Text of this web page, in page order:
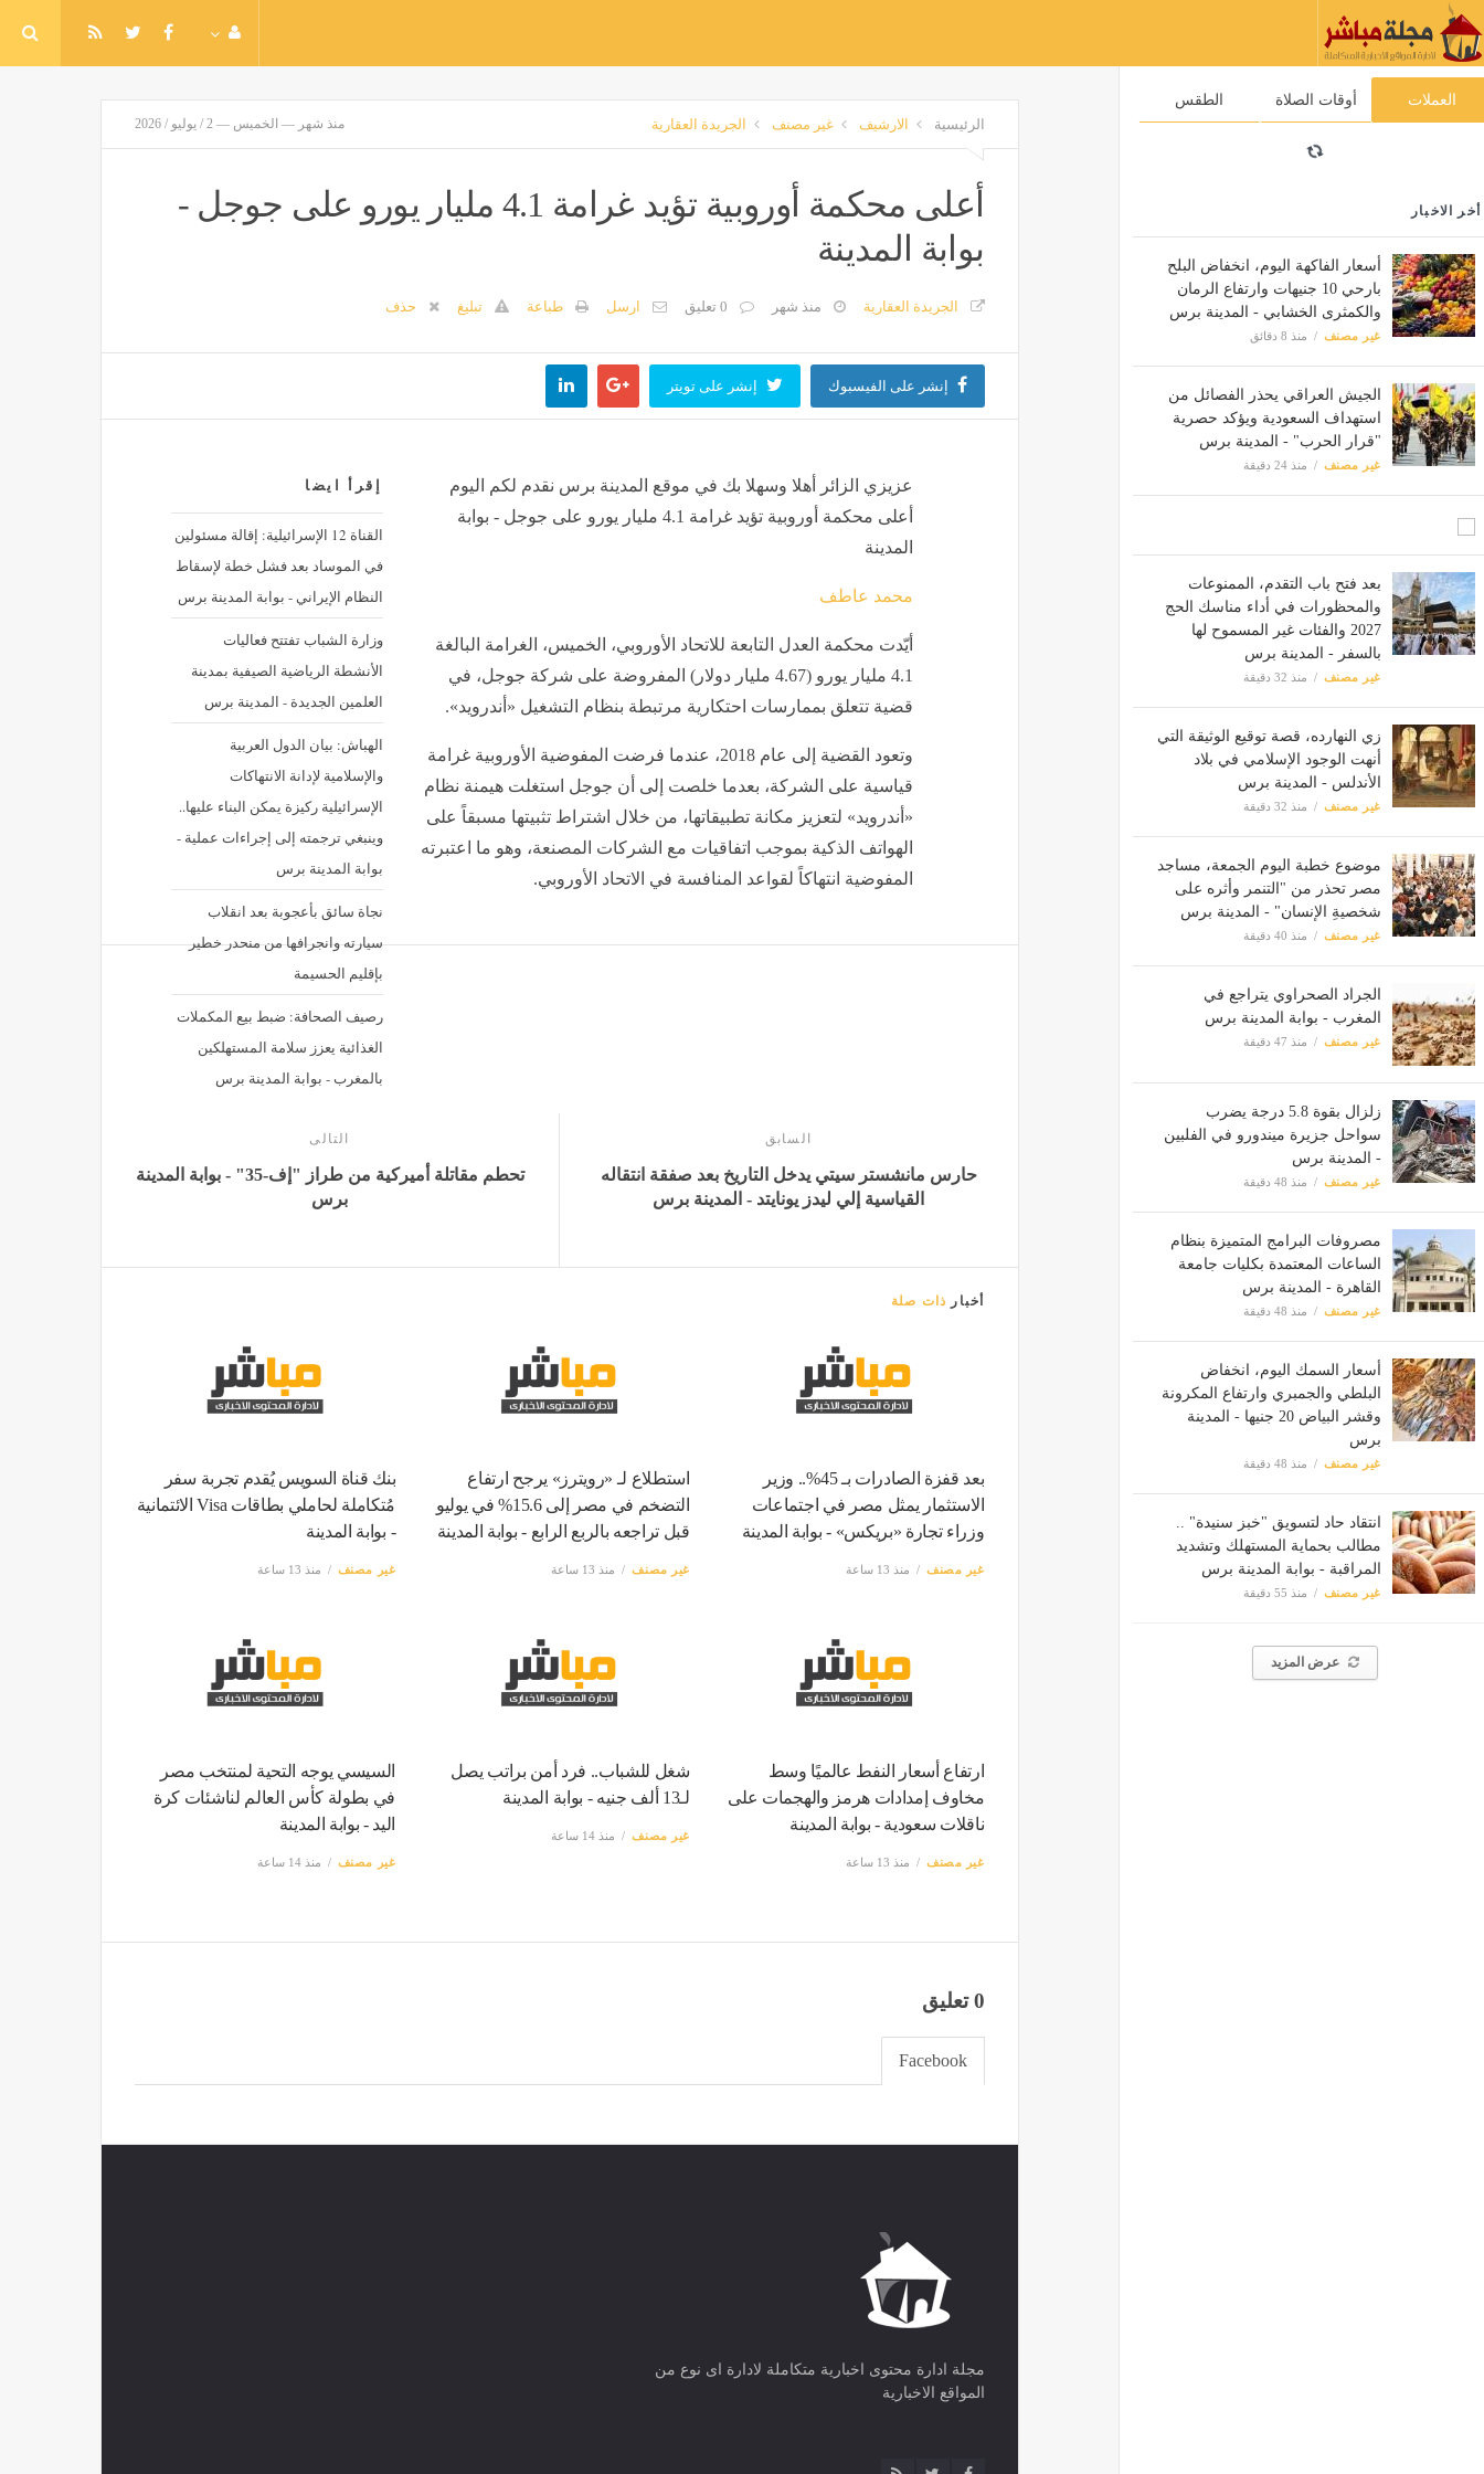
العملات أوقات الصلاة الطقس
أخر الاخبار
أسعار الفاكهة اليوم، انخفاض البلح
بارحي 10 جنيهات وارتفاع الرمان
والكمثرى الخشابي - المدينة برس
غير مصنف منذ 8 دقائق
الجيش العراقي يحذر الفصائل من
استهداف السعودية ويؤكد حصرية
"قرار الحرب" - المدينة برس
غير مصنف منذ 24 دقيقة
بعد فتح باب التقدم، الممنوعات
والمحظورات في أداء مناسك الحج
2027 والفئات غير المسموح لها
بالسفر - المدينة برس
غير مصنف منذ 32 دقيقة
زي النهارده، قصة توقيع الوثيقة التي
أنهت الوجود الإسلامي في بلاد
الأندلس - المدينة برس
غير مصنف منذ 32 دقيقة
موضوع خطبة اليوم الجمعة، مساجد
مصر تحذر من "التنمر وأثره على
شخصيةِ الإنسان" - المدينة برس
غير مصنف منذ 40 دقيقة
الجراد الصحراوي يتراجع في
المغرب - بوابة المدينة برس
غير مصنف منذ 47 دقيقة
زلزال بقوة 5.8 درجة يضرب
سواحل جزيرة ميندورو في الفلبين
- المدينة برس
غير مصنف منذ 48 دقيقة
مصروفات البرامج المتميزة بنظام
الساعات المعتمدة بكليات جامعة
القاهرة - المدينة برس
غير مصنف منذ 48 دقيقة
أسعار السمك اليوم، انخفاض
البلطي والجمبري وارتفاع المكرونة
وقشر البياض 20 جنيها - المدينة
برس
غير مصنف منذ 48 دقيقة
انتقاد حاد لتسويق "خبز سنيدة" ..
مطالب بحماية المستهلك وتشديد
المراقبة - بوابة المدينة برس
غير مصنف منذ 55 دقيقة
عرض المزيد
الرئيسية الارشيف غير مصنف الجريدة العقارية منذ شهر — الخميس — 2 / يوليو / 2026
أعلى محكمة أوروبية تؤيد غرامة 4.1 مليار يورو على جوجل -
بوابة المدينة
الجريدة العقارية منذ شهر 0 تعليق ارسل طباعة تبليغ حذف
إنشر على الفيسبوك إنشر على تويتر
إقرأ ايضا
القناة 12 الإسرائيلية: إقالة مسئولين
في الموساد بعد فشل خطة لإسقاط
النظام الإيراني - بوابة المدينة برس
وزارة الشباب تفتتح فعاليات
الأنشطة الرياضية الصيفية بمدينة
العلمين الجديدة - المدينة برس
الهباش: بيان الدول العربية
والإسلامية لإدانة الانتهاكات
الإسرائيلية ركيزة يمكن البناء عليها..
وينبغي ترجمته إلى إجراءات عملية -
بوابة المدينة برس
نجاة سائق بأعجوبة بعد انقلاب
سيارته وانجرافها من منحدر خطير
بإقليم الحسيمة
رصيف الصحافة: ضبط بيع المكملات
الغذائية يعزز سلامة المستهلكين
بالمغرب - بوابة المدينة برس
عزيزي الزائر أهلا وسهلا بك في موقع المدينة برس نقدم لكم اليوم
أعلى محكمة أوروبية تؤيد غرامة 4.1 مليار يورو على جوجل - بوابة
المدينة
محمد عاطف
أيّدت محكمة العدل التابعة للاتحاد الأوروبي، الخميس، الغرامة البالغة
4.1 مليار يورو (4.67 مليار دولار) المفروضة على شركة جوجل، في
قضية تتعلق بممارسات احتكارية مرتبطة بنظام التشغيل «أندرويد».
وتعود القضية إلى عام 2018، عندما فرضت المفوضية الأوروبية غرامة
قياسية على الشركة، بعدما خلصت إلى أن جوجل استغلت هيمنة نظام
«أندرويد» لتعزيز مكانة تطبيقاتها، من خلال اشتراط تثبيتها مسبقاً على
الهواتف الذكية بموجب اتفاقيات مع الشركات المصنعة، وهو ما اعتبرته
المفوضية انتهاكاً لقواعد المنافسة في الاتحاد الأوروبي.
السابق
حارس مانشستر سيتي يدخل التاريخ بعد صفقة انتقاله
القياسية إلي ليدز يونايتد - المدينة برس
التالى
تحطم مقاتلة أميركية من طراز "إف-35" - بوابة المدينة
برس
أخبار ذات صلة
بعد قفزة الصادرات بـ 45%.. وزير
الاستثمار يمثل مصر في اجتماعات
وزراء تجارة «بريكس» - بوابة المدينة
غير مصنف منذ 13 ساعة
استطلاع لـ «رويترز» يرجح ارتفاع
التضخم في مصر إلى 15.6% في يوليو
قبل تراجعه بالربع الرابع - بوابة المدينة
غير مصنف منذ 13 ساعة
بنك قناة السويس يُقدم تجربة سفر
مُتكاملة لحاملي بطاقات Visa الائتمانية
- بوابة المدينة
غير مصنف منذ 13 ساعة
ارتفاع أسعار النفط عالميًا وسط
مخاوف إمدادات هرمز والهجمات على
ناقلات سعودية - بوابة المدينة
غير مصنف منذ 13 ساعة
شغل للشباب.. فرد أمن براتب يصل
لـ13 ألف جنيه - بوابة المدينة
غير مصنف منذ 14 ساعة
السيسي يوجه التحية لمنتخب مصر
في بطولة كأس العالم لناشئات كرة
اليد - بوابة المدينة
غير مصنف منذ 14 ساعة
0 تعليق
Facebook
مجلة ادارة محتوى اخبارية متكاملة لادارة اى نوع من
المواقع الاخبارية